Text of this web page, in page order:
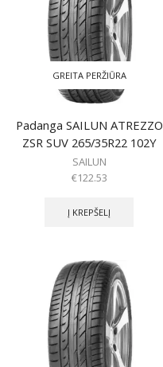
GREITA PERŽIŪRA
Padanga SAILUN ATREZZO
ZSR SUV 265/35R22 102Y
SAILUN
€122.53
Į KREPŠELĮ